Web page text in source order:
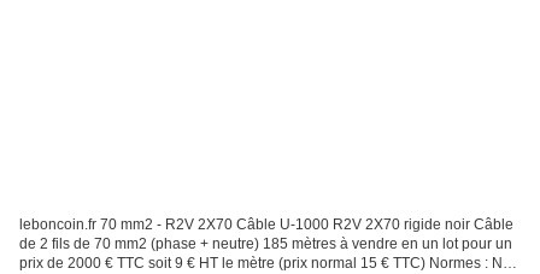
leboncoin.fr 70 mm2 - R2V 2X70 Câble U-1000 R2V 2X70 rigide noir Câble
de 2 fils de 70 mm2 (phase + neutre) 185 mètres à vendre en un lot pour un
prix de 2000 € TTC soit 9 € HT le mètre (prix normal 15 € TTC) Normes : NF